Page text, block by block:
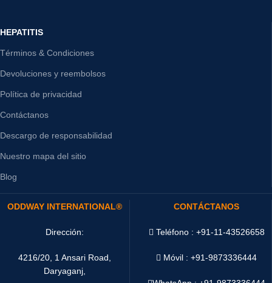
HEPATITIS
Términos & Condiciones
Devoluciones y reembolsos
Política de privacidad
Contáctanos
Descargo de responsabilidad
Nuestro mapa del sitio
Blog
ODDWAY INTERNATIONAL®
Dirección:
4216/20, 1 Ansari Road,
Daryaganj,
CONTÁCTANOS
Teléfono : +91-11-43526658
Móvil : +91-9873336444